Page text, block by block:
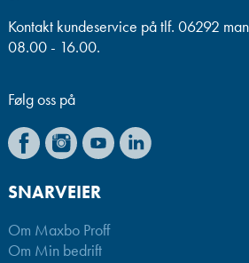
Kontakt kundeservice på tlf. 06292
08.00 - 16.00.
Følg oss på
SNARVEIER
Om Maxbo Proff
Om Min bedrift